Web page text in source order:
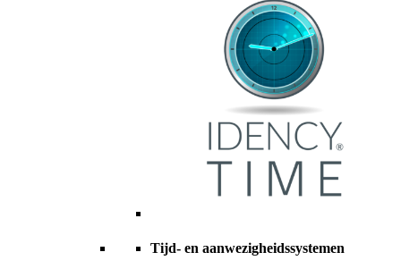
Tijd- en aanwezigheidssystemen